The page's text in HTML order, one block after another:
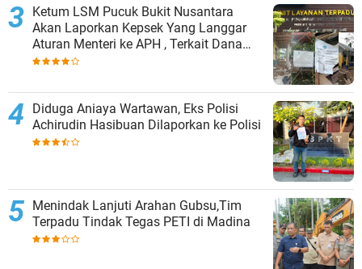
Ketum LSM Pucuk Bukit Nusantara
Akan Laporkan Kepsek Yang Langgar
Aturan Menteri ke APH , Terkait Dana
Revitalisasi Sekolah
Diduga Aniaya Wartawan, Eks Polisi
Achirudin Hasibuan Dilaporkan ke Polisi
Menindak Lanjuti Arahan Gubsu,Tim
Terpadu Tindak Tegas PETI di Madina